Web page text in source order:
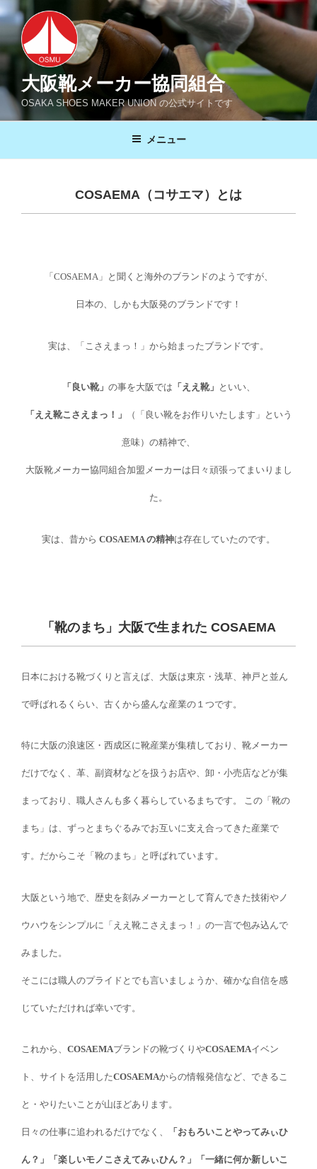
コ
ン
テ
へ
プ
大阪靴メーカー協同組合
OSAKA SHOES MAKER UNION の公式サイトです
メニュー
COSAEMA（コサエマ）とは
「COSAEMA」と聞くと海外のブランドのようですが、
日本の、しかも大阪発のブランドです！
実は、「こさえまっ！」から始まったブランドです。
「良い靴」 の事を大阪では 「ええ靴」 といい、
「ええ靴こさえまっ！」 （「良い靴をお作りいたします」という
意味）の精神で、
大阪靴メーカー協同組合加盟メーカーは日々頑張ってまいりまし
た。
実は、昔から COSAEMA の精神は存在していたのです。
「靴のまち」大阪で生まれた COSAEMA
日本における靴づくりと言えば、大阪は東京・浅草、神戸と並ん
で呼ばれるくらい、古くから盛んな産業の１つです。
特に大阪の浪速区・西成区に靴産業が集積しており、靴メーカー
だけでなく、革、副資材などを扱うお店や、卸・小売店などが集
まっており、職人さんも多く暮らしているまちです。 この「靴の
まち」は、ずっとまちぐるみでお互いに支え合ってきた産業で
す。だからこそ「靴のまち」と呼ばれています。
大阪という地で、歴史を刻みメーカーとして育んできた技術やノ
ウハウをシンプルに「ええ靴こさえまっ！」の一言で包み込んで
みました。
そこには職人のプライドとでも言いましょうか、確かな自信を感
じていただければ幸いです。
これから、 COSAEMAブランドの靴づくりやCOSAEMAイベン
ト、サイトを活用したCOSAEMAからの情報発信など、できるこ
と・やりたいことが山ほどあります。
日々の仕事に追われるだけでなく、 「おもろいことやってみぃひ
ん？」「楽しいモノこさえてみぃひん？」「一緒に何か新しいこ